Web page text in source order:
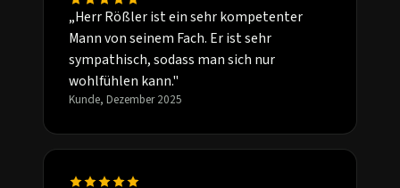
„Herr Rößler ist ein sehr kompetenter
Mann von seinem Fach. Er ist sehr
sympathisch, sodass man sich nur
wohlfühlen kann."
Kunde, Dezember 2025